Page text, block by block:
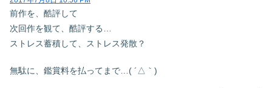
前作を、酷評して
次回作を観て、酷評する…
ストレス蓄積して、ストレス発散？
無駄に、鑑賞料を払ってまで…( ´△｀)